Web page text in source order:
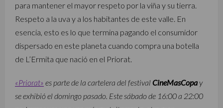
para mantener el mayor respeto por la viña y su tierra.
Respeto a la uva y a los habitantes de este valle. En
esencia, esto es lo que termina pagando el consumidor
dispersado en este planeta cuando compra una botella
de L’Ermita que nació en el Priorat.
«Priorat» es parte de la cartelera del festival CineMasCopay
se exhibió el domingo pasado. Este sábado de 16:00 a 22:00